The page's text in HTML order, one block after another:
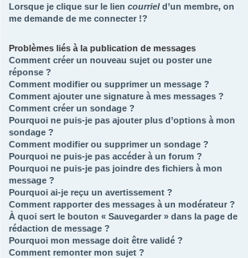
Lorsque je clique sur le lien courrield’un membre, on
me demande de me connecter !?
Problèmes liés à la publication de messages
Comment créer un nouveau sujet ou poster une
réponse ?
Comment modifier ou supprimer un message ?
Comment ajouter une signature à mes messages ?
Comment créer un sondage ?
Pourquoi ne puis-je pas ajouter plus d’options à mon
sondage ?
Comment modifier ou supprimer un sondage ?
Pourquoi ne puis-je pas accéder à un forum ?
Pourquoi ne puis-je pas joindre des fichiers à mon
message ?
Pourquoi ai-je reçu un avertissement ?
Comment rapporter des messages à un modérateur ?
À quoi sert le bouton « Sauvegarder » dans la page de
rédaction de message ?
Pourquoi mon message doit être validé ?
Comment remonter mon sujet ?